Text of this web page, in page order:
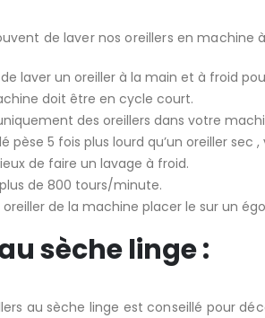
de laver nos oreillers en machine
laver un oreiller à la main et à froid
doit être en cycle court.
des oreillers dans votre
pèse 5 fois plus lourd qu’un oreiller
de faire un lavage à froid.
plus de 800 tours/minute.
de la machine placer le sur un
sèche linge :
au sèche linge est conseillé pour